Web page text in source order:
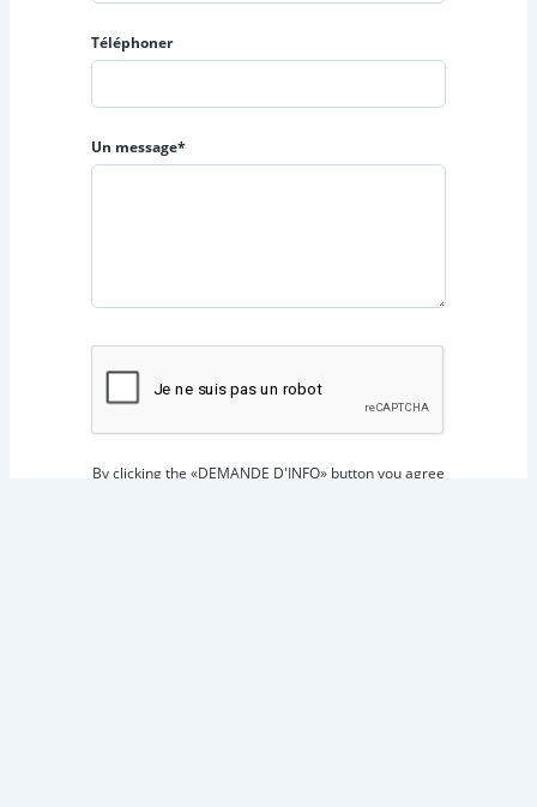
Téléphoner
Un message*
By clicking the «DEMANDE D'INFO» button you agree